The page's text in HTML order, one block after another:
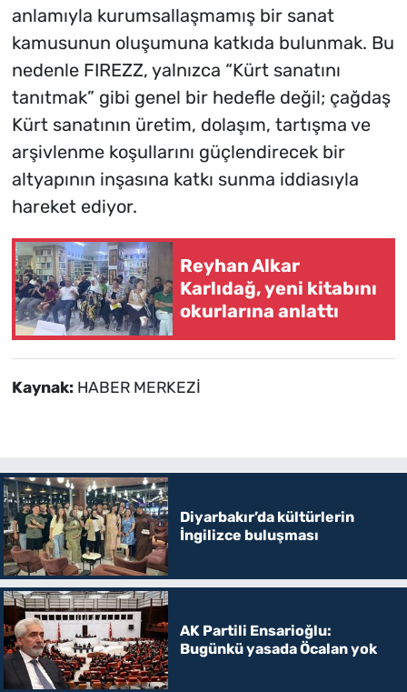
anlamıyla kurumsallaşmamış bir sanat
kamusunun oluşumuna katkıda bulunmak. Bu
nedenle FIREZZ, yalnızca “Kürt sanatını
tanıtmak” gibi genel bir hedefle değil; çağdaş
Kürt sanatının üretim, dolaşım, tartışma ve
arşivlenme koşullarını güçlendirecek bir
altyapının inşasına katkı sunma iddiasıyla
hareket ediyor.
Reyhan Alkar
Karlıdağ, yeni kitabını
okurlarına anlattı
Kaynak: HABER MERKEZİ
Diyarbakır’da kültürlerin
İngilizce buluşması
AK Partili Ensarioğlu:
Bugünkü yasada Öcalan yok